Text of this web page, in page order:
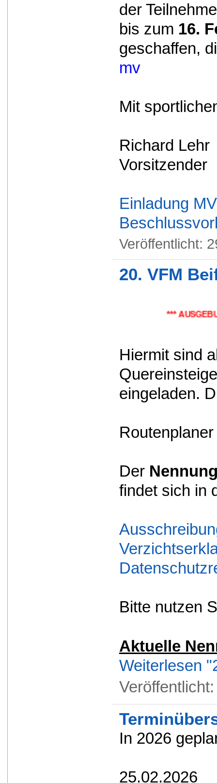
der
bis zum 16.
geschaffen,
mv
Mit
Richard
Einladung
Veröffentlicht:
20. VFM
*** AUSGEBUCHT
Hiermit sind
eingeladen.
Der
findet sich in
Bitte nutzen
Aktuelle
Weiterlesen
In 2026
25.02.2026